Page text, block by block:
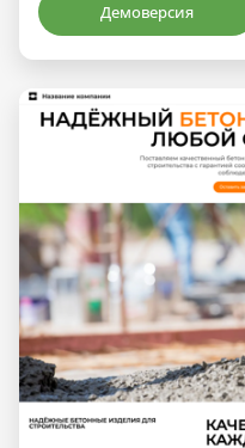
Демоверсия